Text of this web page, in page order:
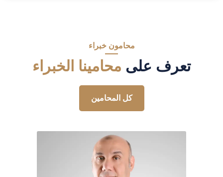
محامون خبراء
تعرف على محامينا الخبراء
كل المحامين